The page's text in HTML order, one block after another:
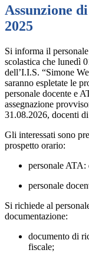
Assunzione
2025
Si informa il
scolastica che lunedì
dell’I.I.S. “Simone
saranno espletate le
personale docente e
assegnazione
31.08.2026, docenti
Gli interessati sono
prospetto orario:
personale ATA:
personale
Si richiede al
documentazione:
documento di
fiscale;